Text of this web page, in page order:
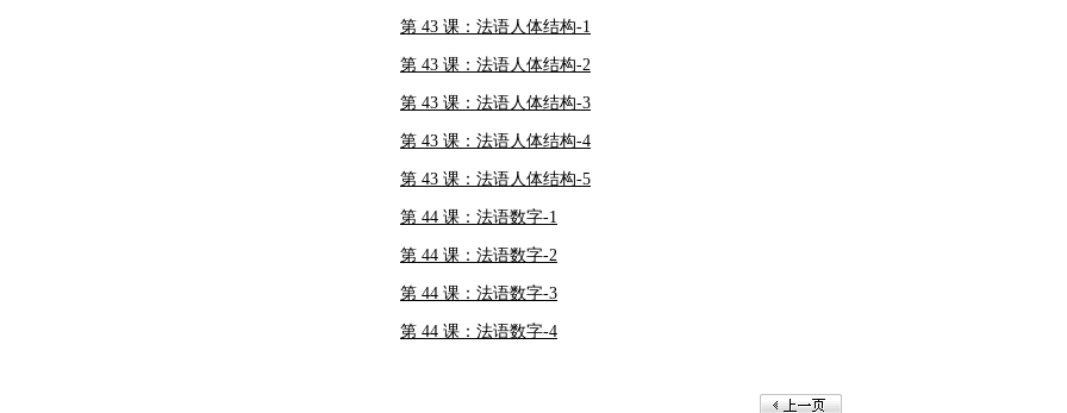
第 43 课：法语人体结构-1
第 43 课：法语人体结构-2
第 43 课：法语人体结构-3
第 43 课：法语人体结构-4
第 43 课：法语人体结构-5
第 44 课：法语数字-1
第 44 课：法语数字-2
第 44 课：法语数字-3
第 44 课：法语数字-4